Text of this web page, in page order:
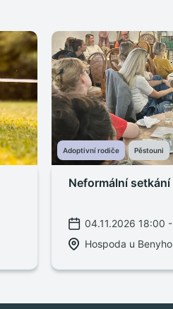
Adoptivní rodiče Pěstouni
Neformální
04.11.2026 18:00
Hospoda u Benyho